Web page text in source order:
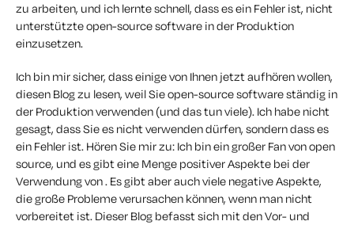
zu arbeiten, und ich lernte schnell, dass es ein Fehler ist, nicht
unterstützte open-source software in der Produktion
einzusetzen.
Ich bin mir sicher, dass einige von Ihnen jetzt aufhören wollen,
diesen Blog zu lesen, weil Sie open-source software ständig in
der Produktion verwenden (und das tun viele). Ich habe nicht
gesagt, dass Siees nicht verwenden dürfen, sondern dass es
ein Fehler ist. Hören Sie mir zu: Ich bin ein großer Fan von open
source, und es gibt eine Menge positiver Aspekte bei der
Verwendung von . Es gibt aber auch viele negative Aspekte,
die große Probleme verursachen können, wenn man nicht
vorbereitet ist. Dieser Blog befasst sich mit den Vor- und